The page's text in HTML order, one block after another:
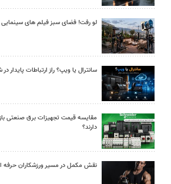
لو رفت! فضای سبز فیلم های سینمایی
سانترال یا ویپ؟ راز ارتباطات پایدار
مقایسه قیمت تجهیزات برق صنعتی
دارند؟
نقش مکمل در مسیر ورزشکاران حرفه